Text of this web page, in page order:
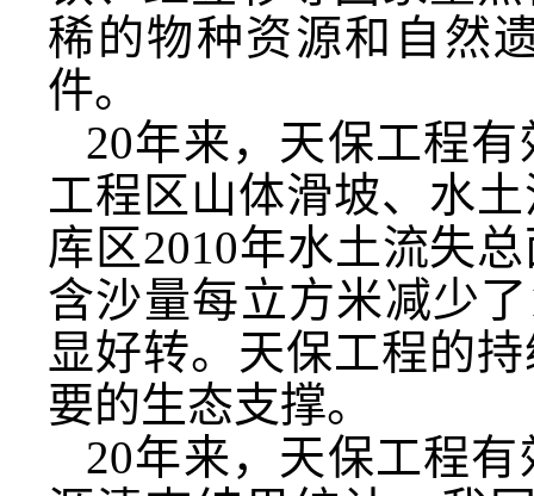
稀的物种资源和自然
件。
20年来，天保工程
工程区山体滑坡、水
库区2010年水土流失
含沙量每立方米减少
显好转。天保工程的
要的生态支撑。
20年来，天保工程